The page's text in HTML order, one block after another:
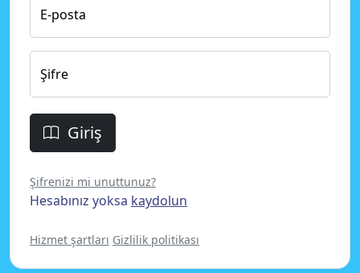
E-posta
Şifre
Giriş
Şifrenizi mi unuttunuz?
Hesabınız yoksa kaydolun
Hizmet şartları Gizlilik politikası